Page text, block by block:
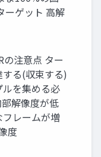
ーゲット 高解
の注意点 ター
る(収束する)
を集める必
解像度が低
レームが増
度